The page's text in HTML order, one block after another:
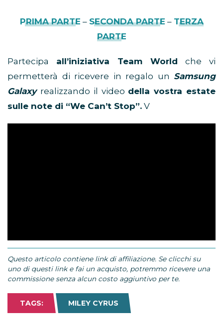
PRIMA PARTE – SECONDA PARTE – TERZA
PARTE
Partecipa all’iniziativa Team World che vi
permetterà di ricevere in regalo un Samsung
Galaxy realizzando il video della vostra estate
sulle note di “We Can’t Stop”. V
Questo articolo contiene link di affiliazione. Se clicchi su
uno di questi link e fai un acquisto, potremmo ricevere una
commissione senza alcun costo aggiuntivo per te.
TAGS: MILEY CYRUS